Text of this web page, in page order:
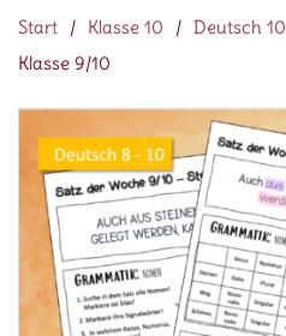
Start / Klasse 10 / Deutsch 10
Klasse 9/10